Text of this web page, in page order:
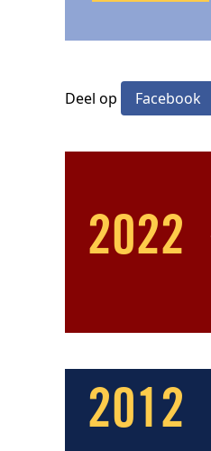
Deel op Facebook
2022
2012